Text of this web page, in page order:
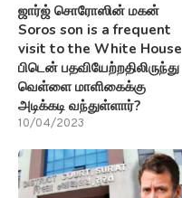
ஜார்ஜ் சொரோஸின் மகன்
Soros son is a frequent
visit to the White House
பிடென் பதவியேற்றதிலிருந்து
வெள்ளை மாளிகைக்கு
அடிக்கடி வந்துள்ளார்?
10/04/2023